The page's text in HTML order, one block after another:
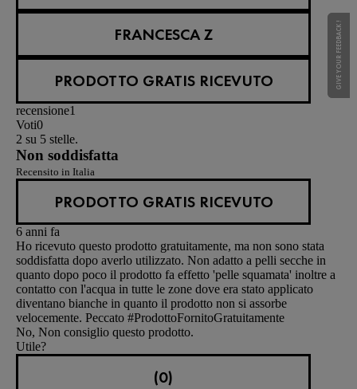
FRANCESCA Z
PRODOTTO GRATIS RICEVUTO
recensione1
Voti0
2 su 5 stelle.
Non soddisfatta
Recensito in Italia
PRODOTTO GRATIS RICEVUTO
6 anni fa
Ho ricevuto questo prodotto gratuitamente, ma non sono stata
soddisfatta dopo averlo utilizzato. Non adatto a pelli secche in
quanto dopo poco il prodotto fa effetto 'pelle squamata' inoltre a
contatto con l'acqua in tutte le zone dove era stato applicato
diventano bianche in quanto il prodotto non si assorbe
velocemente. Peccato #ProdottoFornitoGratuitamente
No, Non consiglio questo prodotto.
Utile?
(0)
GIVE YOUR FEEDBACK !
GIVE YOUR FEEDBACK !